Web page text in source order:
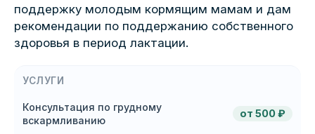
поддержку молодым кормящим мамам и дам
рекомендации по поддержанию собственного
здоровья в период лактации.
УСЛУГИ
Консультация по грудному
вскармливанию
от 500 ₽